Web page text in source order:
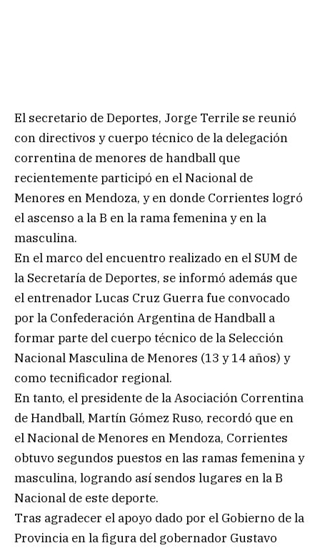
El secretario de Deportes, Jorge Terrile se reunió
con directivos y cuerpo técnico de la delegación
correntina de menores de handball que
recientemente participó en el Nacional de
Menores en Mendoza, y en donde Corrientes logró
el ascenso a la B en la rama femenina y en la
masculina.
En el marco del encuentro realizado en el SUM de
la Secretaría de Deportes, se informó además que
el entrenador Lucas Cruz Guerra fue convocado
por la Confederación Argentina de Handball a
formar parte del cuerpo técnico de la Selección
Nacional Masculina de Menores (13 y 14 años) y
como tecnificador regional.
En tanto, el presidente de la Asociación Correntina
de Handball, Martín Gómez Ruso, recordó que en
el Nacional de Menores en Mendoza, Corrientes
obtuvo segundos puestos en las ramas femenina y
masculina, logrando así sendos lugares en la B
Nacional de este deporte.
Tras agradecer el apoyo dado por el Gobierno de la
Provincia en la figura del gobernador Gustavo